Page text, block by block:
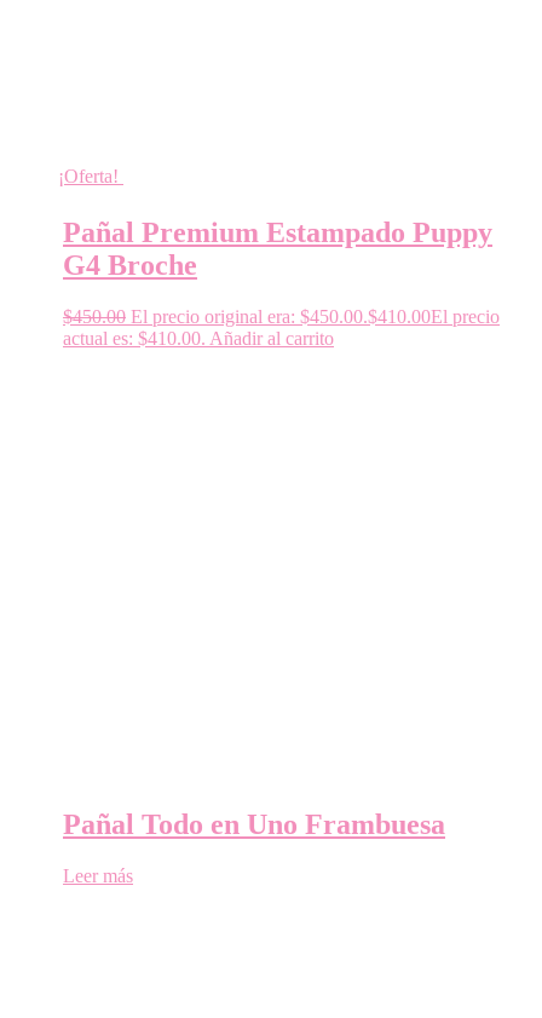
¡Oferta!
Pañal Premium Estampado Puppy
G4 Broche
$450.00 El precio original era: $450.00.$410.00El precio
actual es: $410.00. Añadir al carrito
Pañal Todo en Uno Frambuesa
Leer más